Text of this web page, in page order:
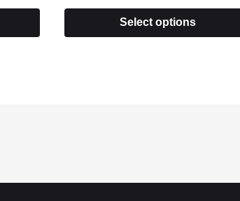
Select options